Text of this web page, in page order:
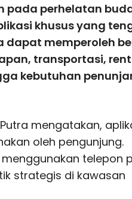
pada perhelatan
khusus yang
memperoleh
transportasi,
kebutuhan
mengatakan,
oleh pengunjung.
telepon
strategis di kawasan